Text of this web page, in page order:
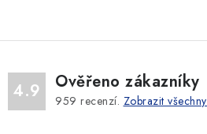
c
í
p
r
4.9 Ověřeno zákazníky
959 recenzí. Zobrazit